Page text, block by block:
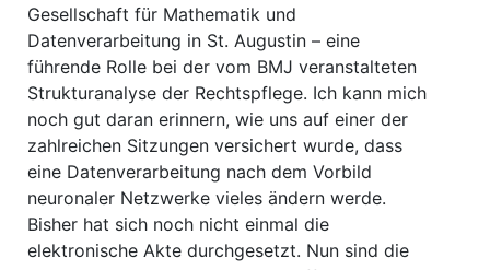
Gesellschaft für Mathematik und
Datenverarbeitung in St. Augustin – eine
führende Rolle bei der vom BMJ veranstalteten
Strukturanalyse der Rechtspflege. Ich kann mich
noch gut daran erinnern, wie uns auf einer der
zahlreichen Sitzungen versichert wurde, dass
eine Datenverarbeitung nach dem Vorbild
neuronaler Netzwerke vieles ändern werde.
Bisher hat sich noch nicht einmal die
elektronische Akte durchgesetzt. Nun sind die